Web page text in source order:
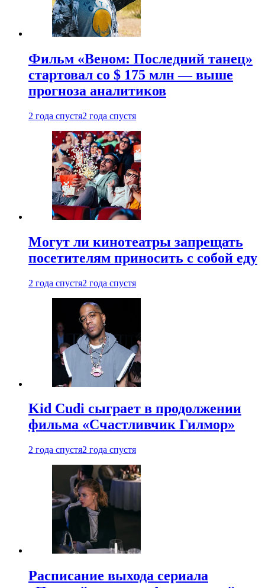
Фильм «Веном: Последний танец»
стартовал со $ 175 млн — выше
прогноза аналитиков
2 года спустя2 года спустя
Могут ли кинотеатры запрещать
посетителям приносить с собой еду
2 года спустя2 года спустя
Kid Cudi сыграет в продолжении
фильма «Счастливчик Гилмор»
2 года спустя2 года спустя
Расписание выхода сериала